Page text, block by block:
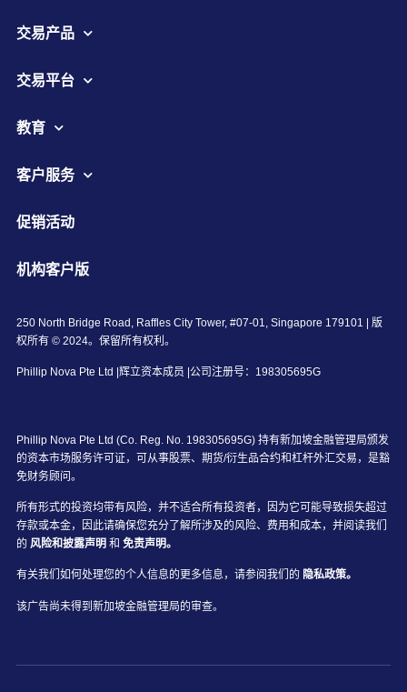
交易产品
交易平台
教育
客户服务
促销活动
机构客户版
250 North Bridge Road, Raffles City Tower, #07-01, Singapore 179101 | 版
权所有 © 2024。保留所有权利。
Phillip Nova Pte Ltd |辉立资本成员 |公司注册号：198305695G
Phillip Nova Pte Ltd (Co. Reg. No. 198305695G) 持有新加坡金融管理局颁发
的资本市场服务许可证，可从事股票、期货/衍生品合约和杠杆外汇交易，是豁
免财务顾问。
所有形式的投资均带有风险，并不适合所有投资者，因为它可能导致损失超过
存款或本金，因此请确保您充分了解所涉及的风险、费用和成本，并阅读我们
的 风险和披露声明 和 免责声明。
有关我们如何处理您的个人信息的更多信息，请参阅我们的 隐私政策。
该广告尚未得到新加坡金融管理局的审查。